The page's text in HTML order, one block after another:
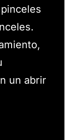
un abrir